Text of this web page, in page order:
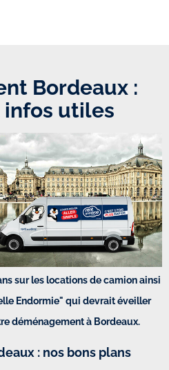
Bordeaux :
infos utiles
sur les locations de camion ainsi
Endormie" qui devrait éveiller
déménagement à Bordeaux.
: nos bons plans